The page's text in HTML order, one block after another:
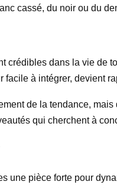
cassé, du noir ou du
crédibles dans la vie de
à intégrer, devient
de la tendance, mais
qui cherchent à
une pièce forte pour